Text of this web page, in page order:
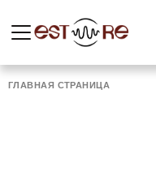
ГЛАВНАЯ СТРАНИЦА